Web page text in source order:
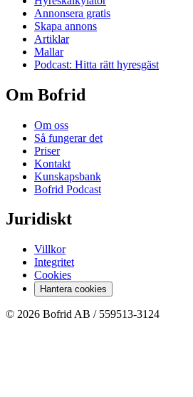
Annonsera gratis
Skapa annons
Artiklar
Mallar
Podcast: Hitta rätt hyresgäst
Om Bofrid
Om oss
Så fungerar det
Priser
Kontakt
Kunskapsbank
Bofrid Podcast
Juridiskt
Villkor
Integritet
Cookies
Hantera cookies
© 2026 Bofrid AB / 559513-3124